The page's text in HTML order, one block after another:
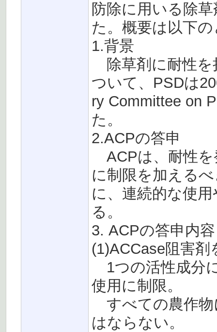
防除に用いる除
た。概要は以下
1.背景
除草剤に耐性を
ついて、PSDは
ry Committee on
た。
2.ACPの答申
ACPは、耐性を
に制限を加える
に、連続的な使
る。
3. ACPの答申内容
(1)ACCase阻害
1つの活性成分
使用に制限。
すべての農作物
はならない。